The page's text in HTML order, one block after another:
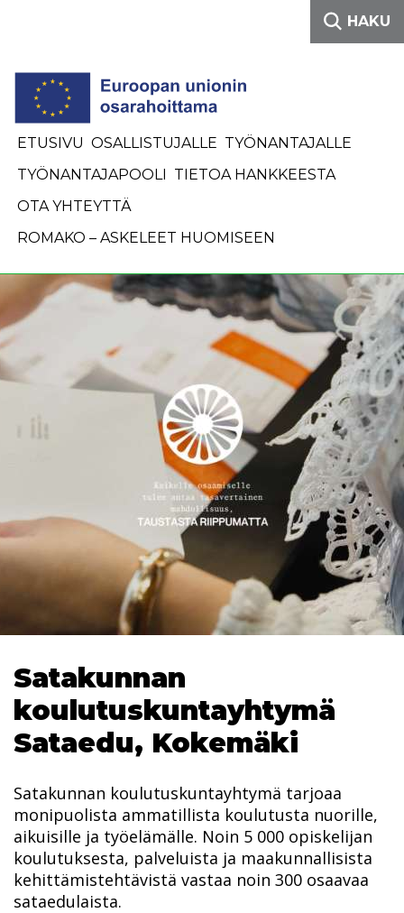
HAKU
ETUSIVU OSALLISTUJALLE TYÖNANTAJALLE
TYÖNANTAJAPOOLI TIETOA HANKKEESTA
OTA YHTEYTTÄ
ROMAKO – ASKELEET HUOMISEEN
Satakunnan
koulutuskuntayhtymä
Sataedu, Kokemäki
Satakunnan koulutuskuntayhtymä tarjoaa
monipuolista ammatillista koulutusta nuorille,
aikuisille ja työelämälle. Noin 5 000 opiskelijan
koulutuksesta, palveluista ja maakunnallisista
kehittämistehtävistä vastaa noin 300 osaavaa
sataedulaista.